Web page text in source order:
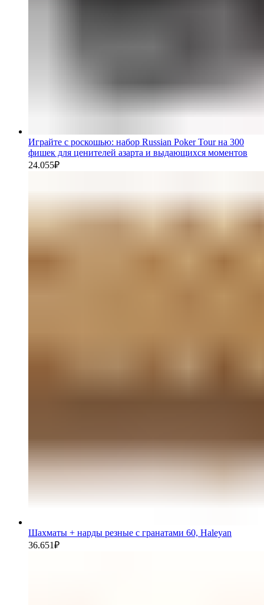
Играйте с роскошью: набор Russian Poker Tour на 300
фишек для ценителей азарта и выдающихся моментов
24.055₽
Шахматы + нарды резные с гранатами 60, Haleyan
36.651₽